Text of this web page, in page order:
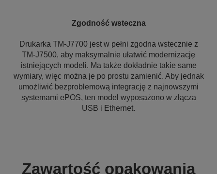
Zgodność wsteczna
Drukarka TM-J7700 jest w pełni zgodna wstecznie z
TM-J7500, aby maksymalnie ułatwić modernizację
istniejących modeli. Ma także dokładnie takie same
wymiary, więc można je po prostu zamienić. Aby jednak
umożliwić bezproblemową integrację z najnowszymi
systemami ePOS, ten model wyposażono w złącza
USB i Ethernet.
Zawartość opakowania